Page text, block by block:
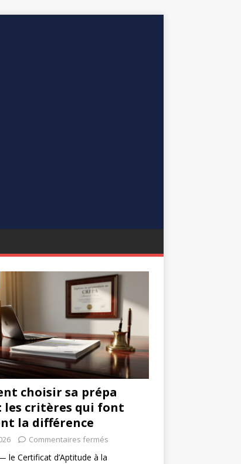
choisir sa prépa
: les critères qui font
la différence
Commentaires fermés
le Certificat d’Aptitude à la